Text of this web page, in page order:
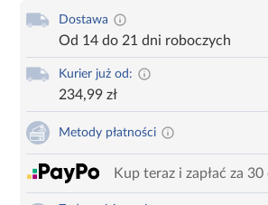
Dostawa
Od 14 do 21 dni roboczych
Kurier już od:
234,99 zł
Metody płatności
Kup teraz i zapłać za 30